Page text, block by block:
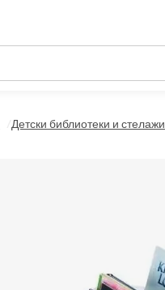
Детски библиотеки и стелажи